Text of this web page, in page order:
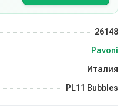
26148
Pavoni
Италия
PL11 Bubbles